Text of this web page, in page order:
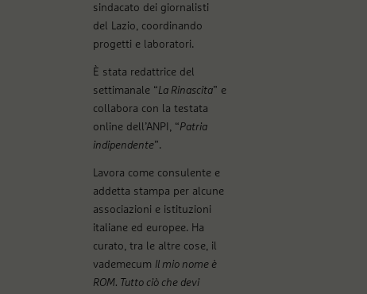
sindacato dei giornalisti
del Lazio, coordinando
progetti e laboratori.
È stata redattrice del
settimanale “La Rinascita” e
collabora con la testata
online dell’ANPI, “Patria
indipendente”.
Lavora come consulente e
addetta stampa per alcune
associazioni e istituzioni
italiane ed europee. Ha
curato, tra le altre cose, il
vademecum Il mio nome è
ROM. Tutto ciò che devi